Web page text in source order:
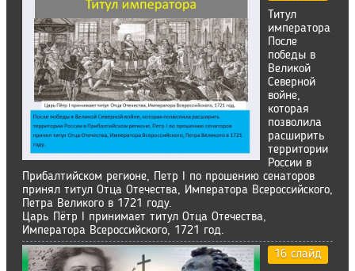
Титул
императора
После
победы в
Великой
Северной
войне,
которая
позволила
расширить
территории
России в
Прибалтийском регионе, Петр I по прошению сенаторов
принял титул Отца Отечества, Императора Всероссийского,
Петра Великого в 1721 году.
Царь Пётр I принимает титул Отца Отечества,
Императора Всероссийского, 1721 год.
16 слайд